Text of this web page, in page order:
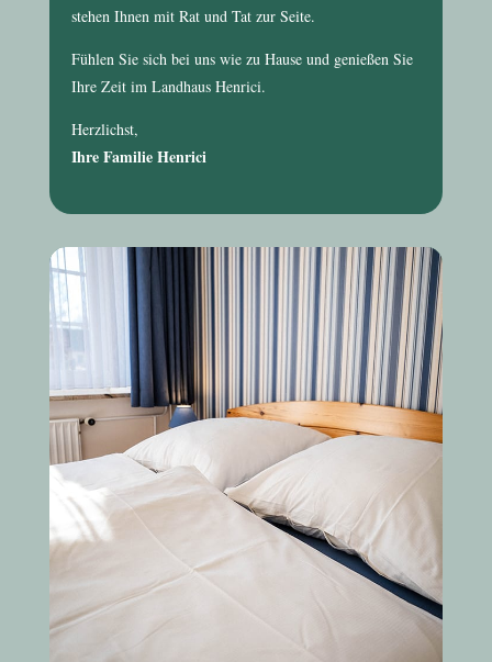
stehen Ihnen mit Rat und Tat zur Seite.
Fühlen Sie sich bei uns wie zu Hause und genießen Sie
Ihre Zeit im Landhaus Henrici.
Herzlichst,
Ihre Familie Henrici